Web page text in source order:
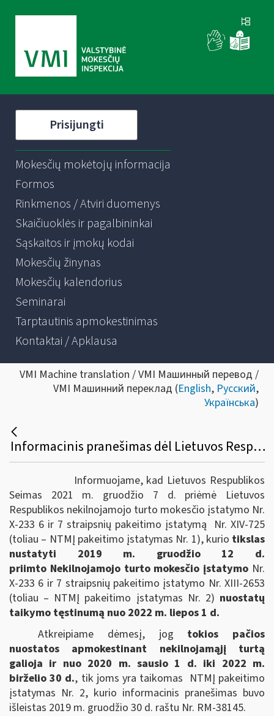
Prisijungti
Mokesčių mokėtojų informacija
Formos
Rinkmenos / Atviri duomenys
Skaičiuoklės ir pagalbininkai
Sąskaitos ir įmokų kodai
Mokesčių žinynas
Mokesčių kalendorius
Seminarai
Tarptautinis apmokestinimas
Kontaktai / Apklausa
VMI Machine translation / VMI Машинный перевод /
VMI Машинний переклад (English, Русский,
Українська)
Informacinis pranešimas dėl Lietuvos Respublikos nekilnojamojo turto mokesčio įstatymo nuostatų pakeitimo
Informuojame, kad Lietuvos Respublikos
Seimas 2021 m. gruodžio 7 d. priėmė Lietuvos
Respublikos nekilnojamojo turto mokesčio įstatymo Nr.
X-233 6 ir 7 straipsnių pakeitimo įstatymą Nr. XIV-725
(toliau – NTMĮ pakeitimo įstatymas Nr. 1), kurio tikslas
nustatyti 2019 m. gruodžio 12 d.
priimto Nekilnojamojo turto mokesčio įstatymo Nr.
X-233 6 ir 7 straipsnių pakeitimo įstatymo Nr. XIII-2653
(toliau – NTMĮ pakeitimo įstatymas Nr. 2) nuostatų
taikymo tęstinumą nuo 2022 m. liepos 1 d.
Atkreipiame dėmesį, jog tokios pačios
nuostatos apmokestinant nekilnojamąjį turtą
galioja ir nuo 2020 m. sausio 1 d. iki 2022 m.
birželio 30 d., tik joms yra taikomas NTMĮ pakeitimo
įstatymas Nr. 2, kurio informacinis pranešimas buvo
išleistas 2019 m. gruodžio 30 d. raštu Nr. RM-38145.